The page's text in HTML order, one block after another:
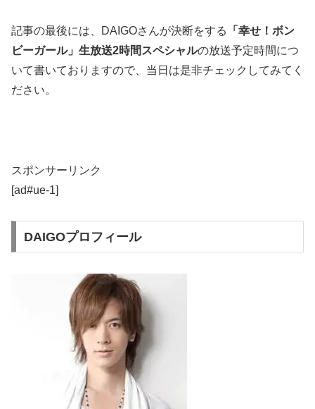
記事の最後には、DAIGOさんが決断をする
「幸せ！ボン
ビーガール」生放送2時間スペシャルの放送予定時間につ
いて書いておりますので、当日は是非チェックしてみてく
ださい。
スポンサーリンク
[ad#ue-1]
DAIGOプロフィール